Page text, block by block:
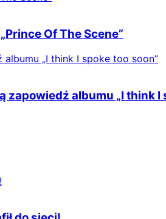
Of The Scene”
albumu „I think I